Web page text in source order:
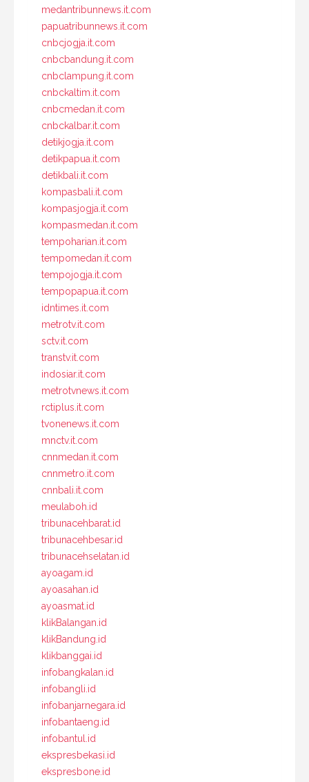
medantribunnews.it.com
papuatribunnews.it.com
cnbcjogja.it.com
cnbcbandung.it.com
cnbclampung.it.com
cnbckaltim.it.com
cnbcmedan.it.com
cnbckalbar.it.com
detikjogja.it.com
detikpapua.it.com
detikbali.it.com
kompasbali.it.com
kompasjogja.it.com
kompasmedan.it.com
tempoharian.it.com
tempomedan.it.com
tempojogja.it.com
tempopapua.it.com
idntimes.it.com
metrotv.it.com
sctv.it.com
transtv.it.com
indosiar.it.com
metrotvnews.it.com
rctiplus.it.com
tvonenews.it.com
mnctv.it.com
cnnmedan.it.com
cnnmetro.it.com
cnnbali.it.com
meulaboh.id
tribunacehbarat.id
tribunacehbesar.id
tribunacehselatan.id
ayoagam.id
ayoasahan.id
ayoasmat.id
klikBalangan.id
klikBandung.id
klikbanggai.id
infobangkalan.id
infobangli.id
infobanjarnegara.id
infobantaeng.id
infobantul.id
ekspresbekasi.id
ekspresbone.id